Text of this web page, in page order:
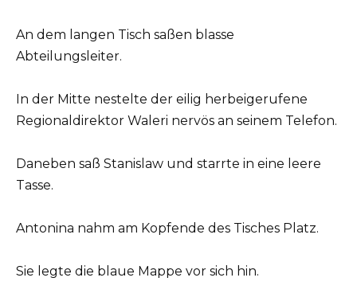
An dem langen Tisch saßen blasse
Abteilungsleiter.
In der Mitte nestelte der eilig herbeigerufene
Regionaldirektor Waleri nervös an seinem Telefon.
Daneben saß Stanislaw und starrte in eine leere
Tasse.
Antonina nahm am Kopfende des Tisches Platz.
Sie legte die blaue Mappe vor sich hin.